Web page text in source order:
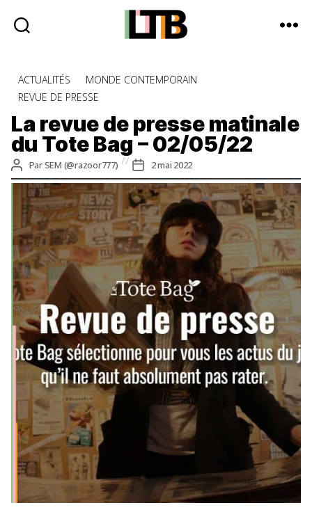
Bag
Média
d'information
quotidienne
Catégories
ACTUALITÉS
MONDE CONTEMPORAIN
REVUE DE PRESSE
La revue de presse matinale
du Tote Bag – 02/05/22
Auteur
de
l’article
ParSEM (@razoor777)
Date
de
l’article
2 mai 2022